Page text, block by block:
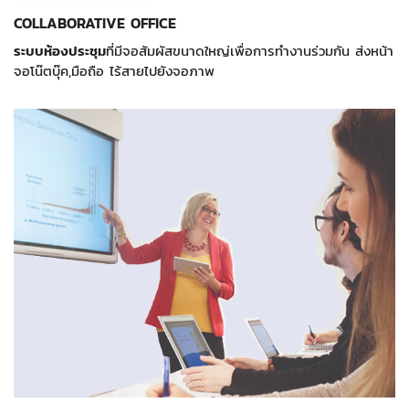
COLLABORATIVE OFFICE
ระบบห้องประชุมที่มีจอสัมผัสขนาดใหญ่เพื่อการทำงานร่วมกัน ส่งหน้า
จอโน๊ตบุ๊ค,มือถือ ไร้สายไปยังจอภาพ